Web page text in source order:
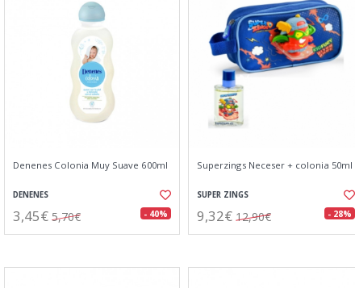
Denenes Colonia Muy Suave 600ml
DENENES
3,45€ 5,70€ - 40%
Superzings Neceser + colonia 50ml
SUPER ZINGS
9,32€ 12,90€ - 28%